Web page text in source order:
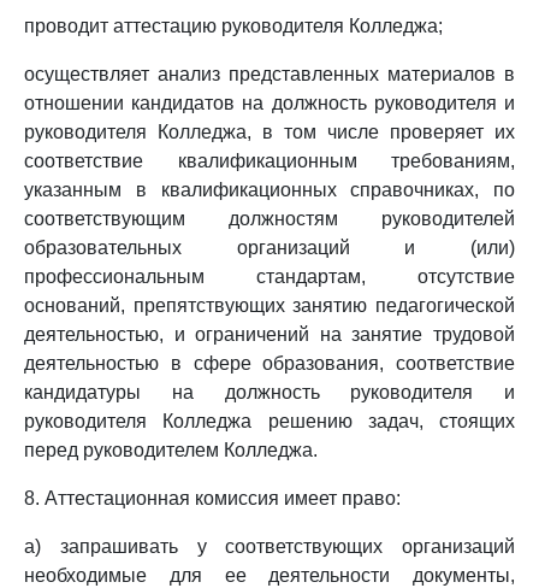
проводит аттестацию руководителя Колледжа;
осуществляет анализ представленных материалов в
отношении кандидатов на должность руководителя и
руководителя Колледжа, в том числе проверяет их
соответствие квалификационным требованиям,
указанным в квалификационных справочниках, по
соответствующим должностям руководителей
образовательных организаций и (или)
профессиональным стандартам, отсутствие
оснований, препятствующих занятию педагогической
деятельностью, и ограничений на занятие трудовой
деятельностью в сфере образования, соответствие
кандидатуры на должность руководителя и
руководителя Колледжа решению задач, стоящих
перед руководителем Колледжа.
8. Аттестационная комиссия имеет право:
а) запрашивать у соответствующих организаций
необходимые для ее деятельности документы,